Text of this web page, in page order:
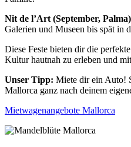
Nit de l’Art (September, Palma)
Galerien und Museen bis spät in
Diese Feste bieten dir die
Kultur hautnah zu erleben und
Unser Tipp: Miete dir ein Auto!
Mallorca ganz nach deinem
Mietwagenangebote Mallorca